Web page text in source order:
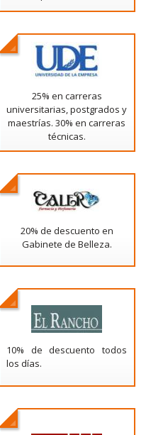
25% en carreras
universitarias, postgrados y
maestrías. 30% en carreras
técnicas.
20% de descuento en
Gabinete de Belleza.
10% de descuento todos
los días.